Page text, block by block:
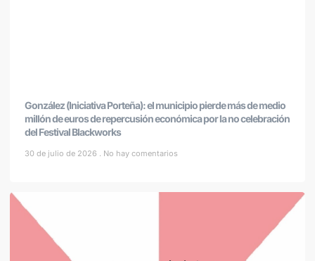
González (Iniciativa Porteña): el municipio pierde más de medio
millón de euros de repercusión económica por la no celebración
del Festival Blackworks
30 de julio de 2026 No hay comentarios